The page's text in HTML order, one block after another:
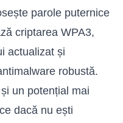
parole puternice
criptarea WPA3,
actualizat și
robustă.
un potențial mai
dacă nu ești